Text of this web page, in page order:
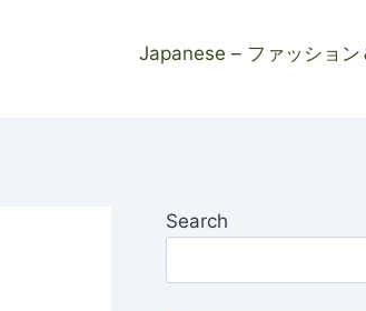
Japanese – ファッション
Search